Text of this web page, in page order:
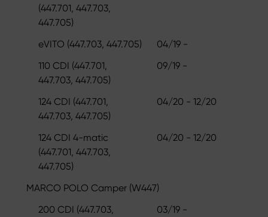
(447.701, 447.703,
447.705)
eVITO (447.703, 447.705)
04/19 -
110 CDI (447.701,
447.703, 447.705)
09/19 -
124 CDI (447.701,
447.703, 447.705)
04/20 - 12/20
124 CDI 4-matic
(447.701, 447.703,
447.705)
04/20 - 12/20
MARCO POLO Camper (W447)
200 CDI (447.703,
03/19 -